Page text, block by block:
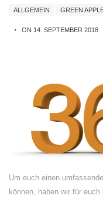
ALLGEMEIN GREEN
ON 14. SEPTEMBER 2018
Um euch einen
können, haben wir für